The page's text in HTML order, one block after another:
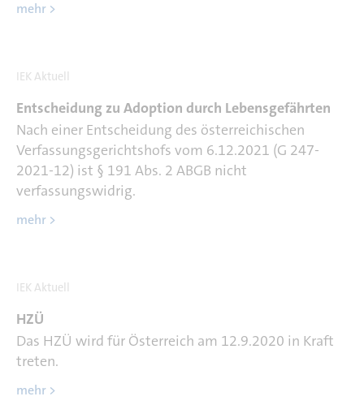
mehr >
IEK Aktuell
Entscheidung zu Adoption durch Lebensgefährten
Nach einer Entscheidung des österreichischen
Verfassungsgerichtshofs vom 6.12.2021 (G 247-
2021-12) ist § 191 Abs. 2 ABGB nicht
verfassungswidrig.
mehr >
IEK Aktuell
HZÜ
Das HZÜ wird für Österreich am 12.9.2020 in Kraft
treten.
mehr >